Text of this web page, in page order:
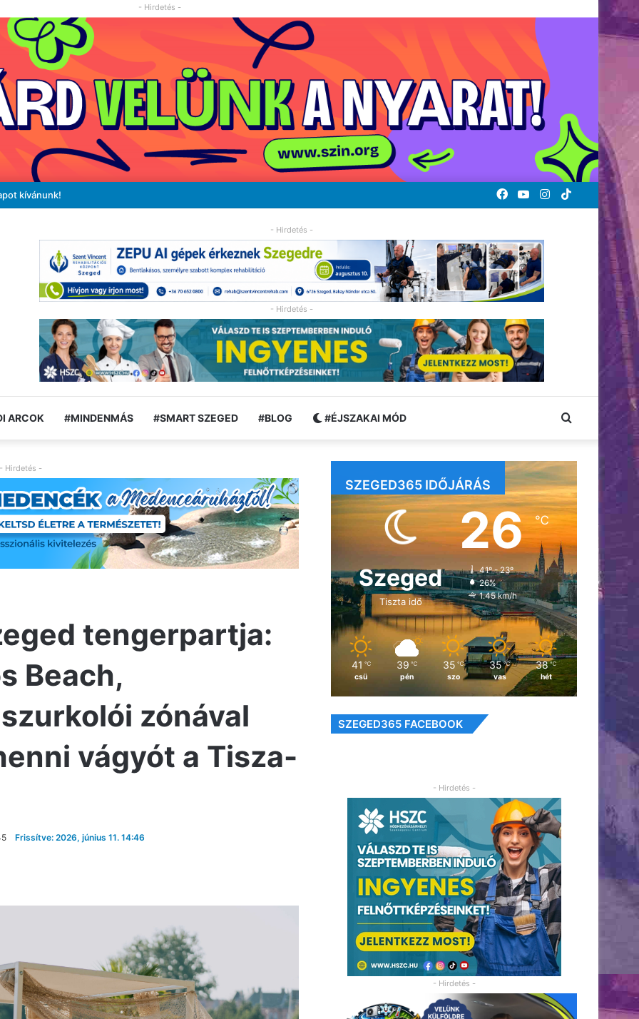
- Hirdetés -
kívánunk! TikTok
Instagram
YouTube
Facebook
- Hirdetés -
- Hirdetés -
ARCOK #MINDENMÁS #SMART SZEGED #BLOG #ÉJSZAKAI MÓD Keresés:
- Hirdetés -
tengerpartja:
Beach,
zónával
vágyót a Tisza-
Frissítve: 2026, június 11. 14:46
SZEGED365 IDŐJÁRÁS
Szeged
Tiszta idő
26℃
41º - 23º
26%
1.45 km/h
41 ℃
csü
39 ℃
pén
35 ℃
szo
35 ℃
vas
38 ℃
hét
SZEGED365 FACEBOOK
- Hirdetés -
- Hirdetés -